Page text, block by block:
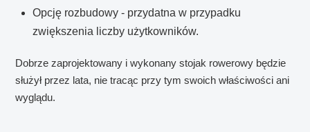
Opcję rozbudowy - przydatna w przypadku
zwiększenia liczby użytkowników.
Dobrze zaprojektowany i wykonany stojak rowerowy będzie
służył przez lata, nie tracąc przy tym swoich właściwości ani
wyglądu.